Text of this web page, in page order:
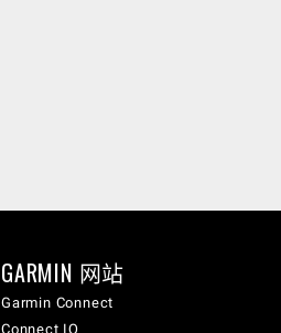
GARMIN 网站
Garmin Connect
Connect IQ